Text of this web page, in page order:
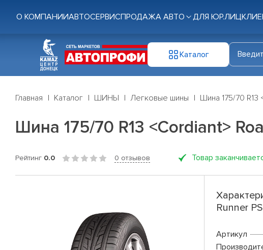
О КОМПАНИИАВТОСЕРВИСПРОДАЖА АВТО ДЛЯ ЮР.ЛИЦ
Каталог
Главная Каталог ШИНЫ Легковые шины Шина 175/70 R13
Шина 175/70 R13 <Cordiant>
Рейтинг 0.0 0 отзывов Товар
Runner
Артикул